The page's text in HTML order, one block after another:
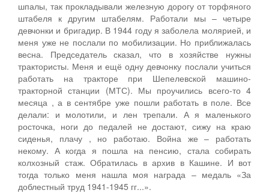
шпалы, так прокладывали железную дорогу от торфяного
штабеля к другим штабелям. Работали мы – четыре
девчонки и бригадир. В 1944 году я заболела молярией, и
меня уже не послали по мобилизации. Но приближалась
весна. Председатель сказал, что в хозяйстве нужны
трактористы. Меня и ещё одну девчонку послали учиться
работать на тракторе при Шепелевской машино-
тракторной станции (МТС). Мы проучились всего-то 4
месяца , а в сентябре уже пошли работать в поле. Все
делали: и молотили, и лен трепали. А я маленького
росточка, ноги до педалей не достают, сижу на краю
сиденья, плачу , но работаю. Война же – работать
некому. А когда я пошла на пенсию, стала собирать
колхозный стаж. Обратилась в архив в Кашине. И вот
тогда только меня нашла моя награда – медаль «За
доблестный труд 1941-1945 гг...».